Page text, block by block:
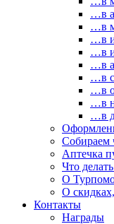
…в
…в
…в
…в
…в
…в
…в
…в
…в
Собираем
Аптечка
Что
О
О
Контакты
Награды